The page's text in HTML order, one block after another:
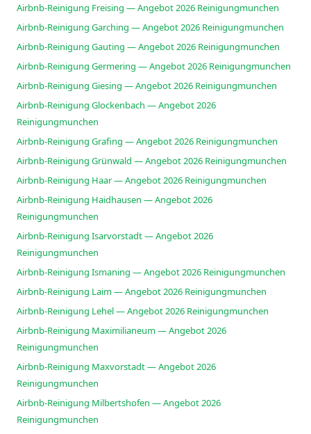
Airbnb-Reinigung Freising — Angebot 2026 Reinigungmunchen
Airbnb-Reinigung Garching — Angebot 2026 Reinigungmunchen
Airbnb-Reinigung Gauting — Angebot 2026 Reinigungmunchen
Airbnb-Reinigung Germering — Angebot 2026 Reinigungmunchen
Airbnb-Reinigung Giesing — Angebot 2026 Reinigungmunchen
Airbnb-Reinigung Glockenbach — Angebot 2026
Reinigungmunchen
Airbnb-Reinigung Grafing — Angebot 2026 Reinigungmunchen
Airbnb-Reinigung Grünwald — Angebot 2026 Reinigungmunchen
Airbnb-Reinigung Haar — Angebot 2026 Reinigungmunchen
Airbnb-Reinigung Haidhausen — Angebot 2026
Reinigungmunchen
Airbnb-Reinigung Isarvorstadt — Angebot 2026
Reinigungmunchen
Airbnb-Reinigung Ismaning — Angebot 2026 Reinigungmunchen
Airbnb-Reinigung Laim — Angebot 2026 Reinigungmunchen
Airbnb-Reinigung Lehel — Angebot 2026 Reinigungmunchen
Airbnb-Reinigung Maximilianeum — Angebot 2026
Reinigungmunchen
Airbnb-Reinigung Maxvorstadt — Angebot 2026
Reinigungmunchen
Airbnb-Reinigung Milbertshofen — Angebot 2026
Reinigungmunchen